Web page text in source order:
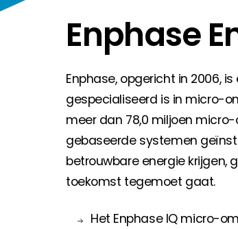
Als u op zoek bent naar
Enphase
Enphase, opgericht in 2006,
gespecialiseerd is in micro-
meer dan 78,0 miljoen
gebaseerde systemen
betrouwbare energie krijgen,
toekomst tegemoet gaat.
Het Enphase IQ micro-